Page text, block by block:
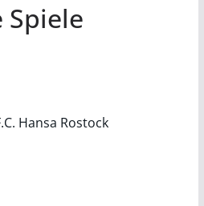
Spiele
Hansa Rostock